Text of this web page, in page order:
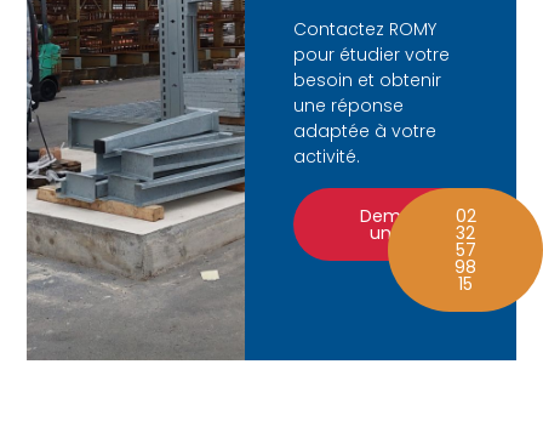
Contactez ROMY
pour étudier votre
besoin et obtenir
une réponse
adaptée à votre
activité.
Demander
un devis
02
32
57
98
15